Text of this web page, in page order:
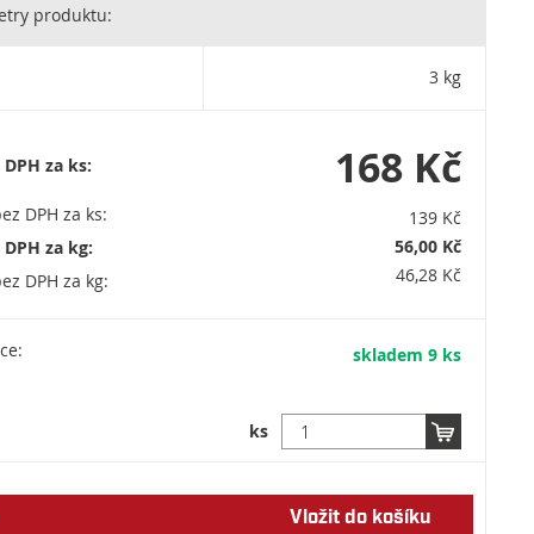
je dlouholetým garantem vynikající kvality a maximální
laboratoř s uznávanými profesionály z oboru. Sídlo společnosti
produktu:
3 kg
DPH za ks:
DPH za ks:
DPH za kg:
DPH za kg:
168 Kč
139 Kč
56,00 Kč
46,28 Kč
skladem 9 ks
ks
Vložit do košíku